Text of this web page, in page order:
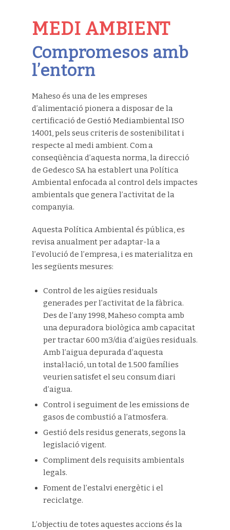
MEDI AMBIENT
Compromesos amb
l’entorn
Maheso és una de les empreses
d’alimentació pionera a disposar de la
certificació de Gestió Mediambiental ISO
14001, pels seus criteris de sostenibilitat i
respecte al medi ambient. Com a
conseqüència d’aquesta norma, la direcció
de Gedesco SA ha establert una Política
Ambiental enfocada al control dels impactes
ambientals que genera l’activitat de la
companyia.
Aquesta Política Ambiental és pública, es
revisa anualment per adaptar-la a
l’evolució de l’empresa, i es materialitza en
les següents mesures:
Control de les aigües residuals
generades per l’activitat de la fàbrica.
Des de l’any 1998, Maheso compta amb
una depuradora biològica amb capacitat
per tractar 600 m3/dia d’aigües residuals.
Amb l’aigua depurada d’aquesta
instal·lació, un total de 1.500 famílies
veurien satisfet el seu consum diari
d’aigua.
Control i seguiment de les emissions de
gasos de combustió a l’atmosfera.
Gestió dels residus generats, segons la
legislació vigent.
Compliment dels requisits ambientals
legals.
Foment de l’estalvi energètic i el
reciclatge.
L’objectiu de totes aquestes accions és la